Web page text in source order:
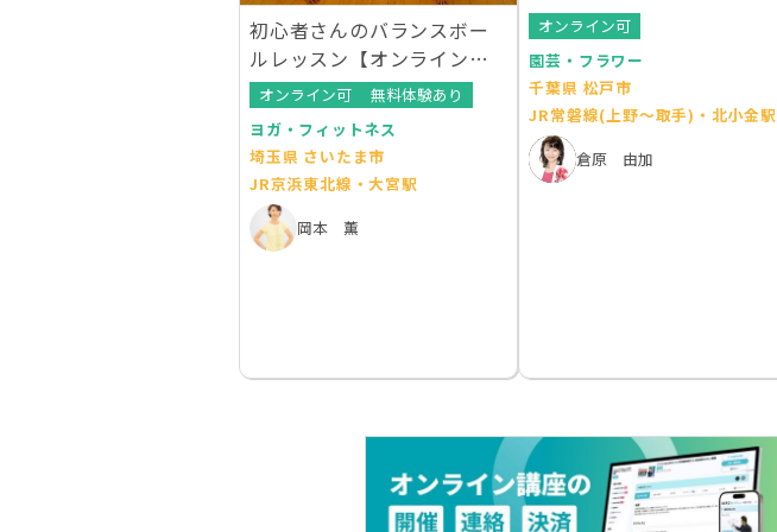
初心者さんのバランスボー
ルレッスン【オンラインレ
ッスンあり】
オンライン可
無料体験あり
ヨガ・フィットネス
埼玉県 さいたま市
JR京浜東北線・大宮駅
岡本 薫
オンライン可
園芸・フラワー
千葉県 松戸市
JR常磐線(上野～取手)・北小金駅
倉原 由加